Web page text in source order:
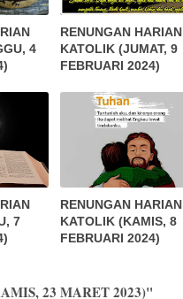
4
RENUNGAN HARIAN
KATOLIK (JUMAT, 9
FEBRUARI 2024)
7
RENUNGAN HARIAN
KATOLIK (KAMIS, 8
FEBRUARI 2024)
23 MARET 2023)"